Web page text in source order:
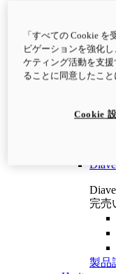
コン
new
完売
製品
「すべての Cookie
ビゲーションを強化
ケティング活動を支
ることに同意したこと
Cookie